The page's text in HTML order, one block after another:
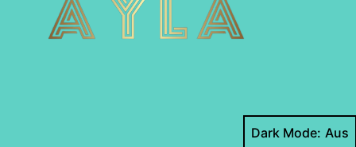
Dark Mode: